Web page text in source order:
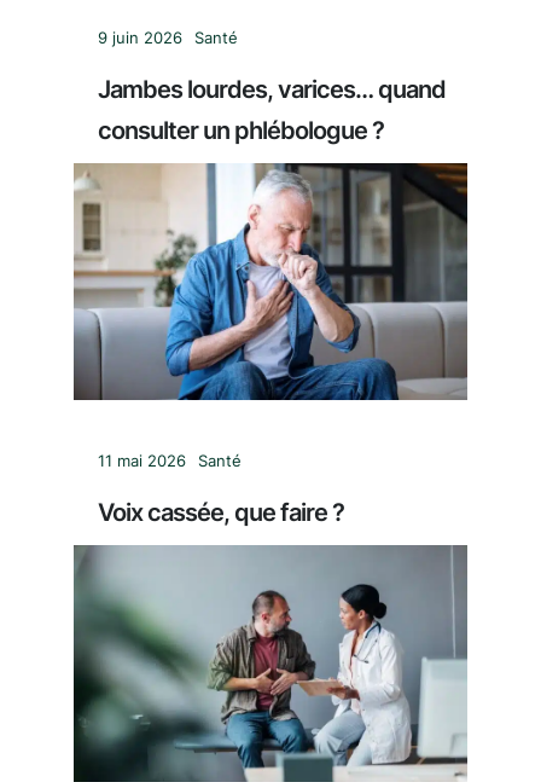
9 juin 2026 Santé
Jambes lourdes, varices… quand
consulter un phlébologue ?
11 mai 2026 Santé
Voix cassée, que faire ?